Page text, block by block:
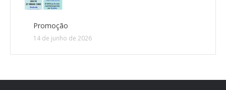
Promoção
14 de junho de 2026